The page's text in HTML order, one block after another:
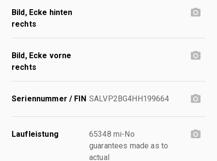
Bild, Ecke hinten
rechts
Bild, Ecke vorne
rechts
Seriennummer / FIN SALVP2BG4HH199664
Laufleistung
65348 mi-No
guarantees made as to
actual